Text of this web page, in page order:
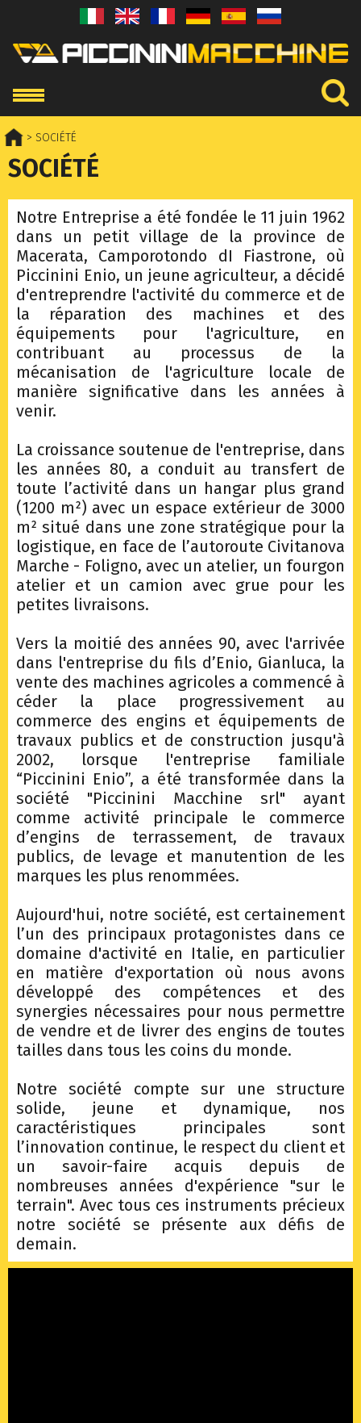
> SOCIÉTÉ
SOCIÉTÉ
Notre Entreprise a été fondée le 11 juin 1962
dans un petit village de la province de
Macerata, Camporotondo dI Fiastrone, où
Piccinini Enio, un jeune agriculteur, a décidé
d'entreprendre l'activité du commerce et de
la réparation des machines et des
équipements pour l'agriculture, en
contribuant au processus de la
mécanisation de l'agriculture locale de
manière significative dans les années à
venir.
La croissance soutenue de l'entreprise, dans
les années 80, a conduit au transfert de
toute l’activité dans un hangar plus grand
(1200 m²) avec un espace extérieur de 3000
m² situé dans une zone stratégique pour la
logistique, en face de l’autoroute Civitanova
Marche - Foligno, avec un atelier, un fourgon
atelier et un camion avec grue pour les
petites livraisons.
Vers la moitié des années 90, avec l'arrivée
dans l'entreprise du fils d’Enio, Gianluca, la
vente des machines agricoles a commencé à
céder la place progressivement au
commerce des engins et équipements de
travaux publics et de construction jusqu'à
2002, lorsque l'entreprise familiale
“Piccinini Enio”, a été transformée dans la
société "Piccinini Macchine srl" ayant
comme activité principale le commerce
d’engins de terrassement, de travaux
publics, de levage et manutention de les
marques les plus renommées.
Aujourd'hui, notre société, est certainement
l’un des principaux protagonistes dans ce
domaine d'activité en Italie, en particulier
en matière d'exportation où nous avons
développé des compétences et des
synergies nécessaires pour nous permettre
de vendre et de livrer des engins de toutes
tailles dans tous les coins du monde.
Notre société compte sur une structure
solide, jeune et dynamique, nos
caractéristiques principales sont
l’innovation continue, le respect du client et
un savoir-faire acquis depuis de
nombreuses années d'expérience "sur le
terrain". Avec tous ces instruments précieux
notre société se présente aux défis de
demain.